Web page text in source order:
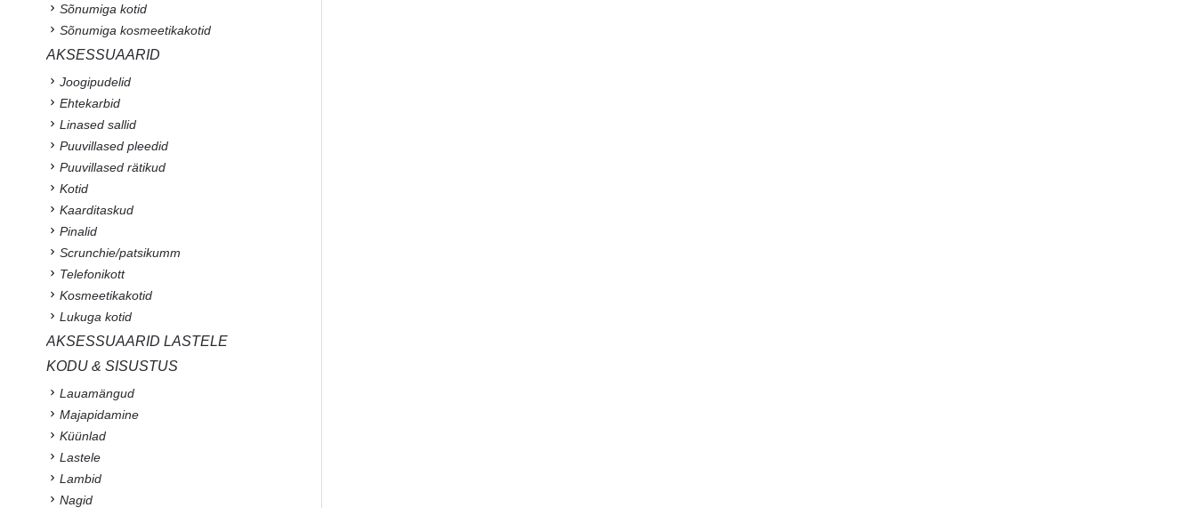
Sõnumiga kotid
Sõnumiga kosmeetikakotid
AKSESSUAARID
Joogipudelid
Ehtekarbid
Linased sallid
Puuvillased pleedid
Puuvillased rätikud
Kotid
Kaarditaskud
Pinalid
Scrunchie/patsikumm
Telefonikott
Kosmeetikakotid
Lukuga kotid
AKSESSUAARID LASTELE
KODU & SISUSTUS
Lauamängud
Majapidamine
Küünlad
Lastele
Lambid
Nagid